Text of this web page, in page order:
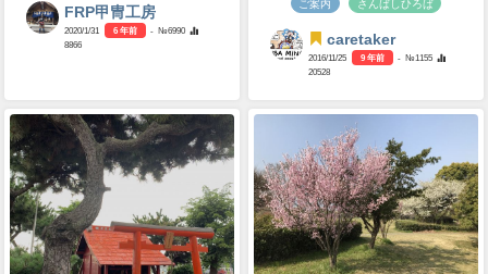
FRP甲冑工房
2020/1/31 6 年前
- №6990
8866
ご案内 さんばしひろば
caretaker
2016/11/25 9 年前
- №1155
20528